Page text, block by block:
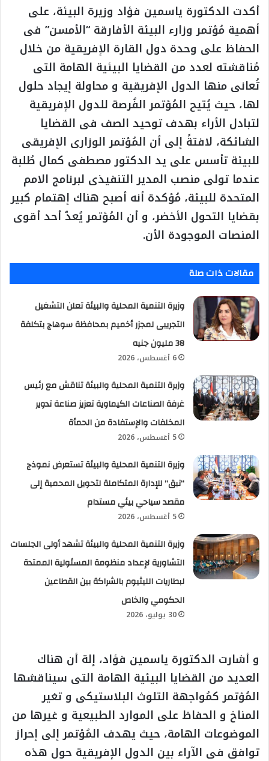
أكدت الدكتورة ياسمين فؤاد وزيرة البيئة، على
أهمية مُؤتمر وزارء البيئة الأفارقة “الأمسن” فى
الحفاظ على وحدة دول القارة الإفريقية من خلال
مُناقشته لعدد من القضايا البيئية الهامة التى
تُعانى منها الدول الإفريقية و محاولة إيجاد حلول
لها، حيث يُتيح المُؤتمر الفُرصة للدول الإفريقية
لتبادل الأراء بهدف توحيد الصف فى القضايا
الشائكة، لافتةً إلى أن المُؤتمر الوزارى الإفريقى
للبيئة تأسس على يد الدكتور مصطفى كمال طُلبة
عندما تولى منصب المدير التنفيذى لبرنامج الامم
المتحدة للبيئة، مُؤكدة أنه أصبح هناك إهتمام كبير
بقضايا التحول الأخضر، و أن المُؤتمر يُعدّ أحد أقوى
المنصات الموجودة الأن.
مقالات ذات صلة
وزيرة التنمية المحلية والبيئة تعلن التشغيل
التجريبى لمجزر أخميم بمحافظة سوهاج بتكلفة
38 مليون جنيه
6 أغسطس، 2026
وزيرة التنمية المحلية والبيئة تناقش مع رئيس
غرفة الصناعات الكيماوية تعزيز صناعة تدوير
المخلفات والإستفادة من الحمأة
5 أغسطس، 2026
وزيرة التنمية المحلية والبيئة تستعرض نموذج
“نبق” للإدارة المتكاملة لتحويل المحمية إلى
مقصد سياحي بيئي مستدام
5 أغسطس، 2026
وزيرة التنمية المحلية والبيئة تشهد أولى الجلسات
التشاورية لإعداد منظومة المسئولية الممتدة
لبطاريات الليثيوم بالشراكة بين القطاعين
الحكومي والخاص
30 يوليو، 2026
و أشارت الدكتورة ياسمين فؤاد، إلة أن هناك
العديد من القضايا البيئية الهامة التى سيناقشها
المُؤتمر كمُواجهة التلوث البلاستيكى و تغير
المناخ و الحفاظ على الموارد الطبيعية و غيرها من
الموضوعات الهامة، حيث يهدف المُؤتمر إلى إحراز
توافق فى الآراء بين الدول الإفريقية حول هذه